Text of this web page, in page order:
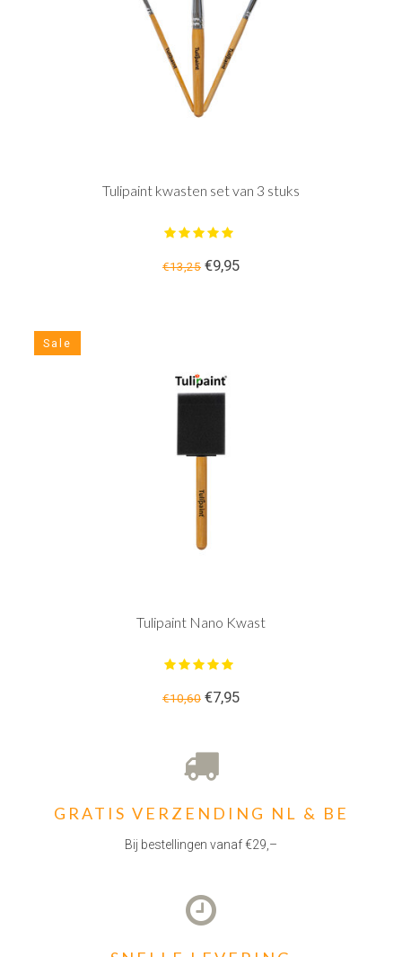
Tulipaint kwasten set van 3 stuks
€13,25 €9,95
Sale
Tulipaint Nano Kwast
€10,60 €7,95
GRATIS VERZENDING NL & BE
Bij bestellingen vanaf €29,–